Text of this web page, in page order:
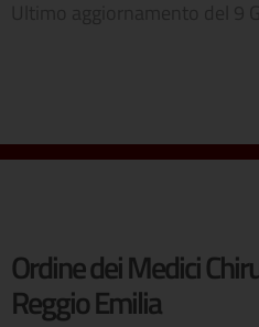
Ordine dei Medici
Reggio Emilia